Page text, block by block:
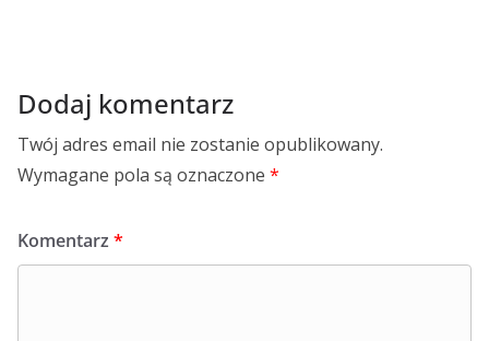
Dodaj komentarz
Twój adres email nie zostanie opublikowany.
Wymagane pola są oznaczone *
Komentarz *